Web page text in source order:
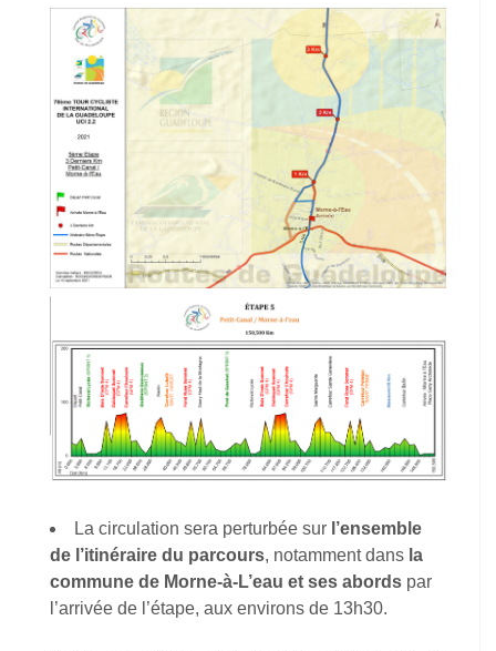
La circulation sera perturbée sur l’ensemble
de l’itinéraire du parcours, notamment dans la
commune de Morne-à-L’eau et ses abords par
l’arrivée de l’étape, aux environs de 13h30.